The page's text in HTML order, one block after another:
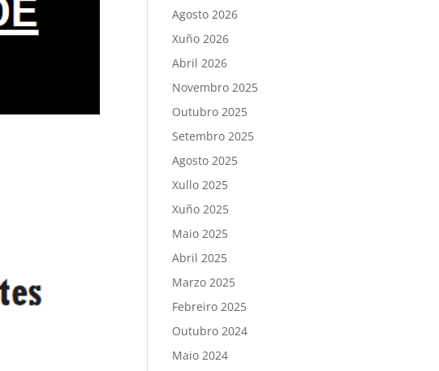
Agosto 2026
Xuño 2026
Abril 2026
Novembro 2025
Outubro 2025
Setembro 2025
Agosto 2025
Xullo 2025
Xuño 2025
Maio 2025
Abril 2025
Marzo 2025
Febreiro 2025
Outubro 2024
Maio 2024